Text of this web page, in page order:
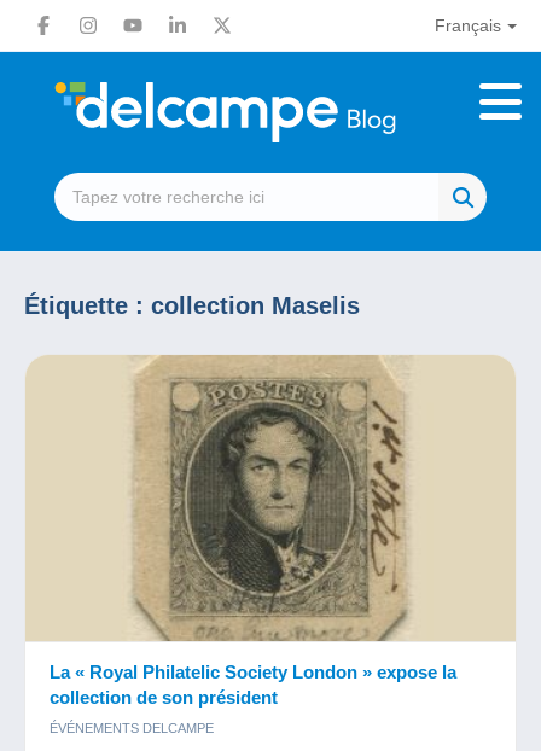
Français
Étiquette : collection Maselis
La « Royal Philatelic Society London » expose la
collection de son président
ÉVÉNEMENTS DELCAMPE